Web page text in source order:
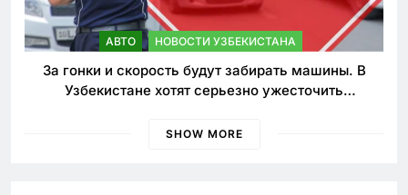
АВТО НОВОСТИ УЗБЕКИСТАНА
За гонки и скорость будут забирать машины. В
Узбекистане хотят серьезно ужесточить
SHOW MORE